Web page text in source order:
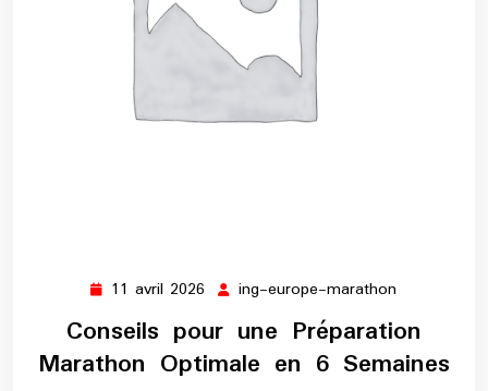
11 avril 2026 11
2026
ing-europe-marathon
marathon
Conseils pour une Préparation
Marathon Optimale en 6 Semaines